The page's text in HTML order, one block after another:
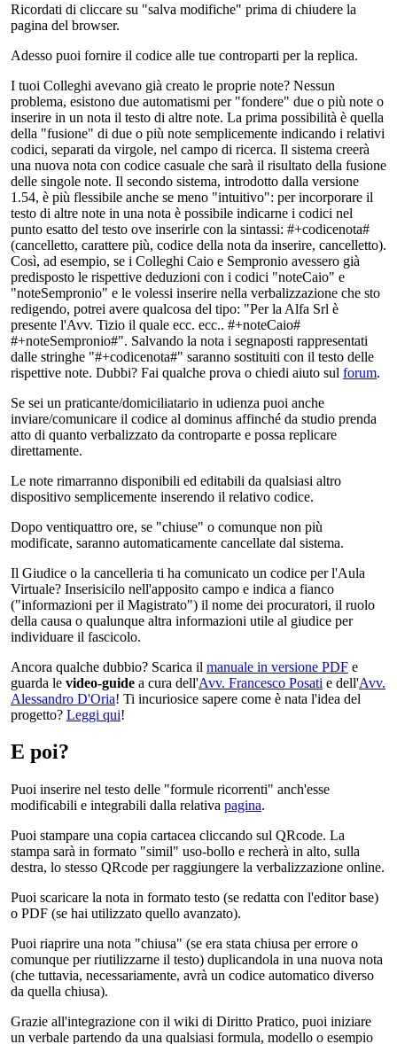
Ricordati di cliccare su "salva modifiche" prima di chiudere la
pagina del browser.
Adesso puoi fornire il codice alle tue controparti per la replica.
I tuoi Colleghi avevano già creato le proprie note? Nessun
problema, esistono due automatismi per "fondere" due o più note o
inserire in un nota il testo di altre note. La prima possibilità è quella
della "fusione" di due o più note semplicemente indicando i relativi
codici, separati da virgole, nel campo di ricerca. Il sistema creerà
una nuova nota con codice casuale che sarà il risultato della fusione
delle singole note. Il secondo sistema, introdotto dalla versione
1.54, è più flessibile anche se meno "intuitivo": per incorporare il
testo di altre note in una nota è possibile indicarne i codici nel
punto esatto del testo ove inserirle con la sintassi: #+codicenota#
(cancelletto, carattere più, codice della nota da inserire, cancelletto).
Così, ad esempio, se i Colleghi Caio e Sempronio avessero già
predisposto le rispettive deduzioni con i codici "noteCaio" e
"noteSempronio" e le volessi inserire nella verbalizzazione che sto
redigendo, potrei avere qualcosa del tipo: "Per la Alfa Srl è
presente l'Avv. Tizio il quale ecc. ecc.. #+noteCaio#
#+noteSempronio#". Salvando la nota i segnaposti rappresentati
dalle stringhe "#+codicenota#" saranno sostituiti con il testo delle
rispettive note. Dubbi? Fai qualche prova o chiedi aiuto sul forum.
Se sei un praticante/domiciliatario in udienza puoi anche
inviare/comunicare il codice al dominus affinché da studio prenda
atto di quanto verbalizzato da controparte e possa replicare
direttamente.
Le note rimarranno disponibili ed editabili da qualsiasi altro
dispositivo semplicemente inserendo il relativo codice.
Dopo ventiquattro ore, se "chiuse" o comunque non più
modificate, saranno automaticamente cancellate dal sistema.
Il Giudice o la cancelleria ti ha comunicato un codice per l'Aula
Virtuale? Inserisicilo nell'apposito campo e indica a fianco
("informazioni per il Magistrato") il nome dei procuratori, il ruolo
della causa o qualunque altra informazioni utile al giudice per
individuare il fascicolo.
Ancora qualche dubbio? Scarica il manuale in versione PDF e
guarda le video-guide a cura dell'Avv. Francesco Posati e dell'Avv.
Alessandro D'Oria! Ti incuriosice sapere come è nata l'idea del
progetto? Leggi qui!
E poi?
Puoi inserire nel testo delle "formule ricorrenti" anch'esse
modificabili e integrabili dalla relativa pagina.
Puoi stampare una copia cartacea cliccando sul QRcode. La
stampa sarà in formato "simil" uso-bollo e recherà in alto, sulla
destra, lo stesso QRcode per raggiungere la verbalizzazione online.
Puoi scaricare la nota in formato testo (se redatta con l'editor base)
o PDF (se hai utilizzato quello avanzato).
Puoi riaprire una nota "chiusa" (se era stata chiusa per errore o
comunque per riutilizzarne il testo) duplicandola in una nuova nota
(che tuttavia, necessariamente, avrà un codice automatico diverso
da quella chiusa).
Grazie all'integrazione con il wiki di Diritto Pratico, puoi iniziare
un verbale partendo da una qualsiasi formula, modello o esempio